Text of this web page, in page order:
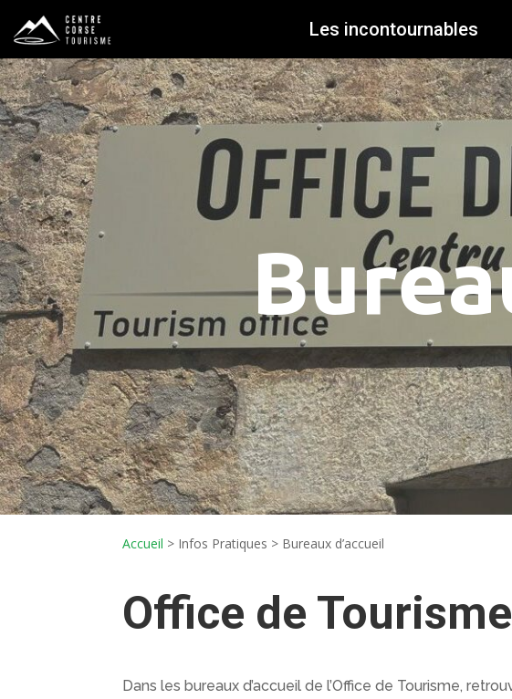
Les incontournables
Accueil > Infos Pratiques > Bureaux d’accueil
Office de
Dans les bureaux d’accueil de l’Office de Tourisme,